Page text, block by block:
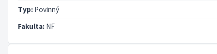
Typ: Povinný
Fakulta: NF